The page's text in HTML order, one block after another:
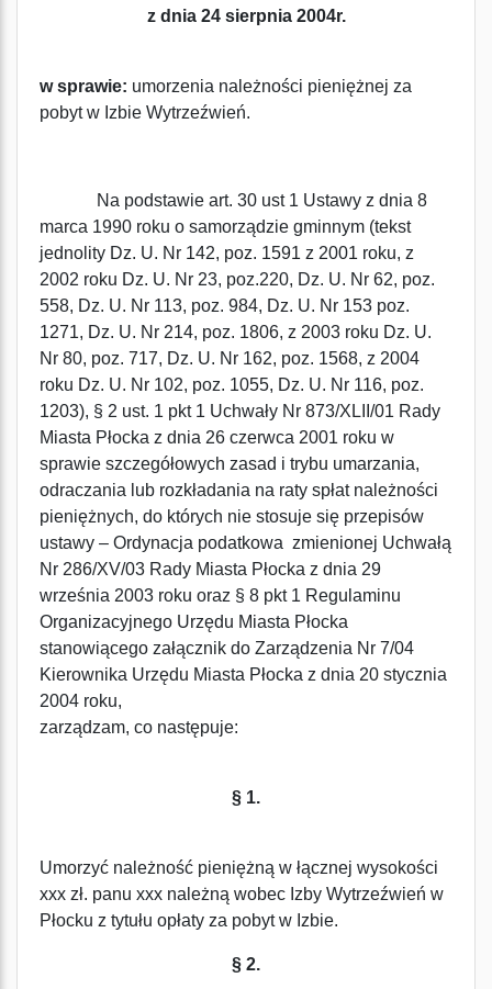
z dnia 24 sierpnia 2004r.
w sprawie: umorzenia należności pieniężnej za
pobyt w Izbie Wytrzeźwień.
Na podstawie art. 30 ust 1 Ustawy z dnia 8
marca 1990 roku o samorządzie gminnym (tekst
jednolity Dz. U. Nr 142, poz. 1591 z 2001 roku, z
2002 roku Dz. U. Nr 23, poz.220, Dz. U. Nr 62, poz.
558, Dz. U. Nr 113, poz. 984, Dz. U. Nr 153 poz.
1271, Dz. U. Nr 214, poz. 1806, z 2003 roku Dz. U.
Nr 80, poz. 717, Dz. U. Nr 162, poz. 1568, z 2004
roku Dz. U. Nr 102, poz. 1055, Dz. U. Nr 116, poz.
1203), § 2 ust. 1 pkt 1 Uchwały Nr 873/XLII/01 Rady
Miasta Płocka z dnia 26 czerwca 2001 roku w
sprawie szczegółowych zasad i trybu umarzania,
odraczania lub rozkładania na raty spłat należności
pieniężnych, do których nie stosuje się przepisów
ustawy – Ordynacja podatkowa zmienionej Uchwałą
Nr 286/XV/03 Rady Miasta Płocka z dnia 29
września 2003 roku oraz § 8 pkt 1 Regulaminu
Organizacyjnego Urzędu Miasta Płocka
stanowiącego załącznik do Zarządzenia Nr 7/04
Kierownika Urzędu Miasta Płocka z dnia 20 stycznia
2004 roku,
zarządzam, co następuje:
§ 1.
Umorzyć należność pieniężną w łącznej wysokości
xxx zł. panu xxx należną wobec Izby Wytrzeźwień w
Płocku z tytułu opłaty za pobyt w Izbie.
§ 2.